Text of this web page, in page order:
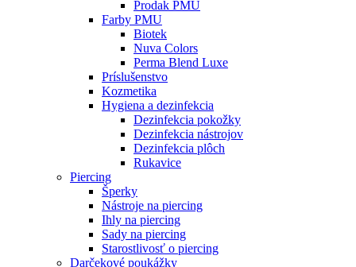
Prodak PMU
Farby PMU
Biotek
Nuva Colors
Perma Blend Luxe
Príslušenstvo
Kozmetika
Hygiena a dezinfekcia
Dezinfekcia pokožky
Dezinfekcia nástrojov
Dezinfekcia plôch
Rukavice
Piercing
Šperky
Nástroje na piercing
Ihly na piercing
Sady na piercing
Starostlivosť o piercing
Darčekové poukážky